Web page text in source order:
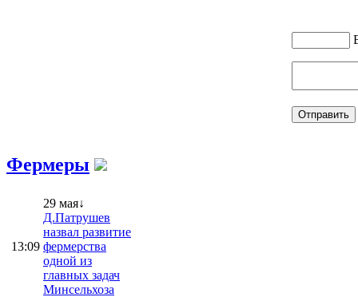
Фермеры
13:09
29 мая↓
Д.Патрушев
назвал развитие
фермерства
одной из
главных задач
Минсельхоза